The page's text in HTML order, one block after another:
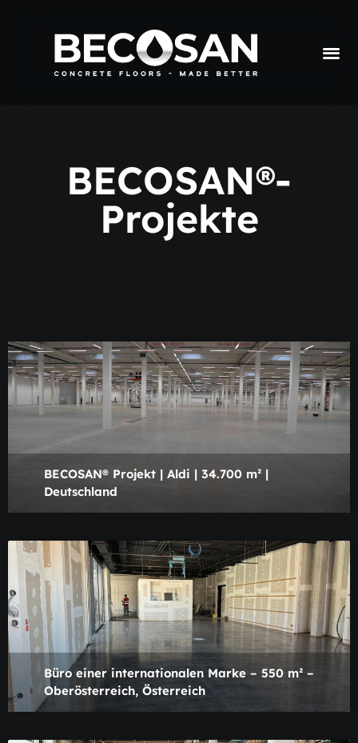
BECOSAN®-
Projekte
BECOSAN® Projekt | Aldi | 34.700 m² |
Deutschland
Büro einer internationalen Marke – 550 m² –
Oberösterreich, Österreich